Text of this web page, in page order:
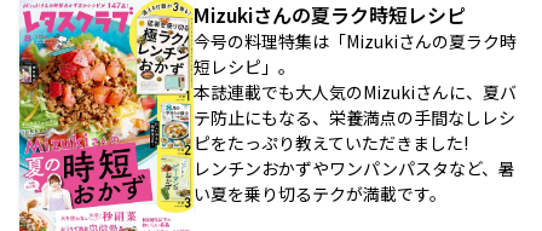
Mizukiさんの夏ラク時短レシピ
今号の料理特集は「Mizukiさんの夏ラク時
短レシピ」。
本誌連載でも大人気のMizukiさんに、夏バ
テ防止にもなる、栄養満点の手間なしレシ
ピをたっぷり教えていただきました!
レンチンおかずやワンパンパスタなど、暑
い夏を乗り切るテクが満載です。